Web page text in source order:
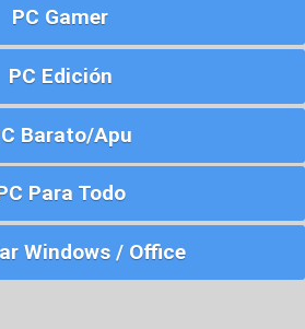
PC Gamer
PC Edición
Barato/Apu
Para Todo
Windows / Office